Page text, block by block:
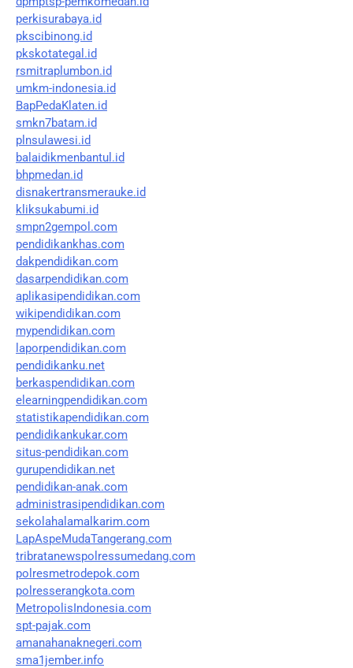
perkisurabaya.id
pkscibinong.id
pkskotategal.id
rsmitraplumbon.id
umkm-indonesia.id
BapPedaKlaten.id
smkn7batam.id
plnsulawesi.id
balaidikmenbantul.id
bhpmedan.id
disnakertransmerauke.id
kliksukabumi.id
smpn2gempol.com
pendidikankhas.com
dakpendidikan.com
dasarpendidikan.com
aplikasipendidikan.com
wikipendidikan.com
mypendidikan.com
laporpendidikan.com
pendidikanku.net
berkaspendidikan.com
elearningpendidikan.com
statistikapendidikan.com
pendidikankukar.com
situs-pendidikan.com
gurupendidikan.net
pendidikan-anak.com
administrasipendidikan.com
sekolahalamalkarim.com
LapAspeMudaTangerang.com
tribratanewspolressumedang.com
polresmetrodepok.com
polresserangkota.com
MetropolisIndonesia.com
spt-pajak.com
amanahanaknegeri.com
sma1jember.info